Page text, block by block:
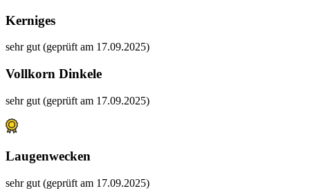
Kerniges
sehr gut (geprüft am 17.09.2025)
Vollkorn Dinkele
sehr gut (geprüft am 17.09.2025)
Laugenwecken
sehr gut (geprüft am 17.09.2025)